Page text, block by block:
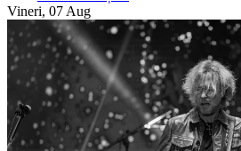
Vineri, 07 Aug